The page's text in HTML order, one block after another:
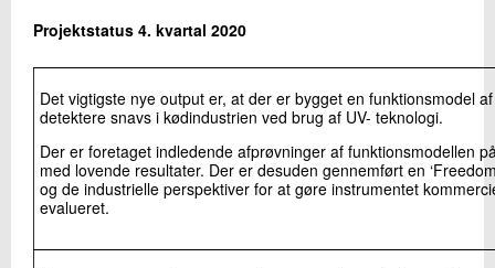
Projektstatus 4. kvartal 2020
Det vigtigste nye output er, at der er bygget en funktionsmodel
detektere snavs i kødindustrien ved brug af UV- teknologi.
Der er foretaget indledende afprøvninger af funktionsmodellen
med lovende resultater. Der er desuden gennemført en
og de industrielle perspektiver for at gøre instrumentet
evalueret.